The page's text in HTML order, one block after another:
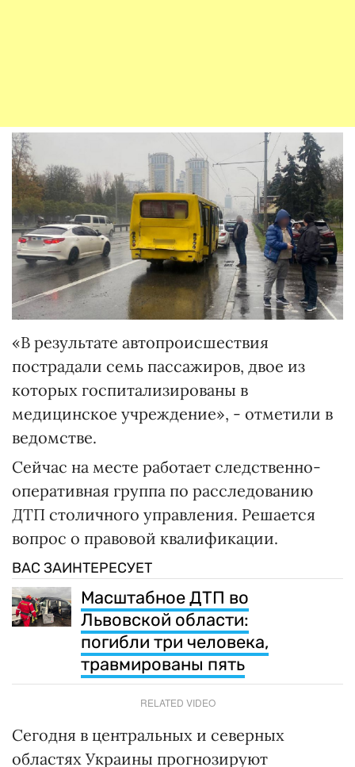
«В результате автопроисшествия
пострадали семь пассажиров, двое из
которых госпитализированы в
медицинское учреждение», - отметили в
ведомстве.
Сейчас на месте работает следственно-
оперативная группа по расследованию
ДТП столичного управления. Решается
вопрос о правовой квалификации.
ВАС ЗАИНТЕРЕСУЕТ
Масштабное ДТП во
Львовской области:
погибли три человека,
травмированы пять
RELATED VIDEO
Сегодня в центральных и северных
областях Украины прогнозируют